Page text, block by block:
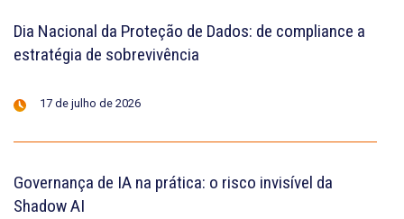
Dia Nacional da Proteção de Dados: de compliance a
estratégia de sobrevivência
17 de julho de 2026
Governança de IA na prática: o risco invisível da
Shadow AI